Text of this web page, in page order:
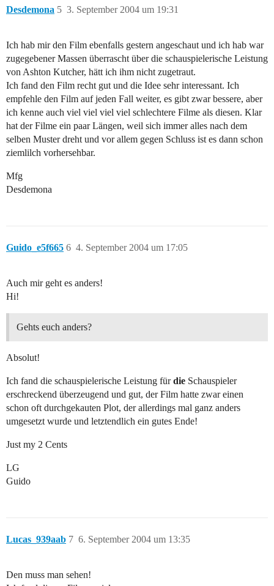
Desdemona 3. September 2004 um 19:31
5
Ich hab mir den Film ebenfalls gestern angeschaut und ich hab war
zugegebener Massen überrascht über die schauspielerische Leistung
von Ashton Kutcher, hätt ich ihm nicht zugetraut.
Ich fand den Film recht gut und die Idee sehr interessant. Ich
empfehle den Film auf jeden Fall weiter, es gibt zwar bessere, aber
ich kenne auch viel viel viel viel schlechtere Filme als diesen. Klar
hat der Filme ein paar Längen, weil sich immer alles nach dem
selben Muster dreht und vor allem gegen Schluss ist es dann schon
ziemlilch vorhersehbar.
Mfg
Desdemona
Guido_e5f665 4. September 2004 um 17:05
6
Auch mir geht es anders!
Hi!
Gehts euch anders?
Absolut!
Ich fand die schauspielerische Leistung fürdie Schauspieler
erschreckend überzeugend und gut, der Film hatte zwar einen
schon oft durchgekauten Plot, der allerdings mal ganz anders
umgesetzt wurde und letztendlich ein gutes Ende!
Just my 2 Cents
LG
Guido
Lucas_939aab 6. September 2004 um 13:35
7
Den muss man sehen!